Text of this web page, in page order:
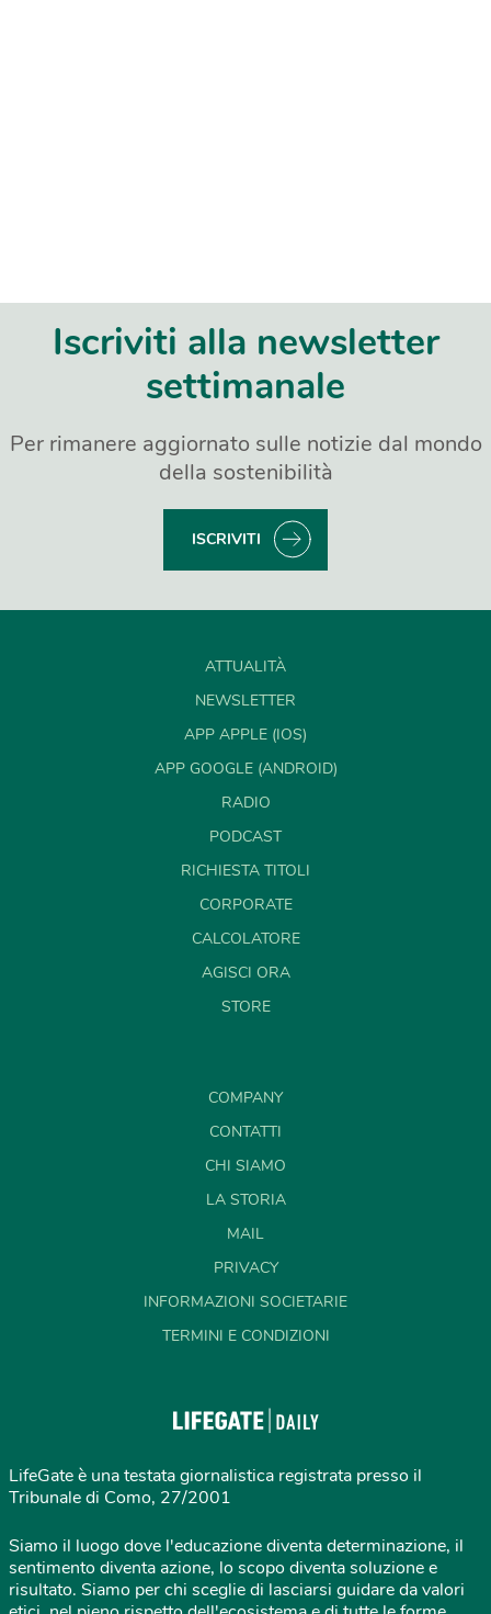
Iscriviti alla newsletter
settimanale
Per rimanere aggiornato sulle notizie dal mondo
della sostenibilità
ISCRIVITI
ATTUALITÀ
NEWSLETTER
APP APPLE (IOS)
APP GOOGLE (ANDROID)
RADIO
PODCAST
RICHIESTA TITOLI
CORPORATE
CALCOLATORE
AGISCI ORA
STORE
COMPANY
CONTATTI
CHI SIAMO
LA STORIA
MAIL
PRIVACY
INFORMAZIONI SOCIETARIE
TERMINI E CONDIZIONI
LifeGate è una testata giornalistica registrata presso il
Tribunale di Como, 27/2001
Siamo il luogo dove l'educazione diventa determinazione, il
sentimento diventa azione, lo scopo diventa soluzione e
risultato. Siamo per chi sceglie di lasciarsi guidare da valori